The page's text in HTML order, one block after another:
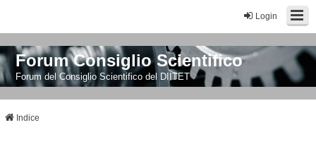
Login
Forum Consiglio Scientifico
Forum del Consiglio Scientifico del DIITET
Indice